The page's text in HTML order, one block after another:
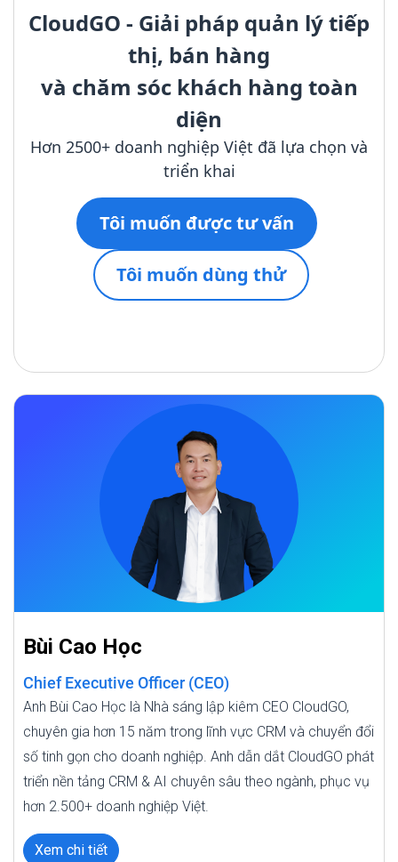
CloudGO - Giải pháp quản lý tiếp
thị, bán hàng
và chăm sóc khách hàng toàn
diện
Hơn 2500+ doanh nghiệp Việt đã lựa chọn và
triển khai
Tôi muốn được tư vấn
Tôi muốn dùng thử
Bùi Cao Học
Chief Executive Officer (CEO)
Anh Bùi Cao Học là Nhà sáng lập kiêm CEO CloudGO,
chuyên gia hơn 15 năm trong lĩnh vực CRM và chuyển đổi
số tinh gọn cho doanh nghiệp. Anh dẫn dắt CloudGO phát
triển nền tảng CRM & AI chuyên sâu theo ngành, phục vụ
hơn 2.500+ doanh nghiệp Việt.
Xem chi tiết